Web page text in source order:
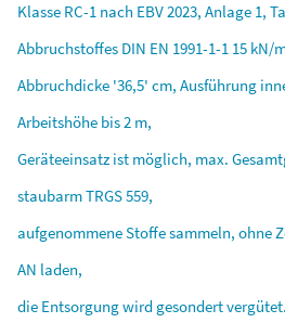
Klasse RC-1 nach EBV2023, Anlage 1,
Abbruchstoffes DIN EN 1991-1-1 15 kN/
Abbruchdicke '36,5' cm, Ausführung
Arbeitshöhe bis2 m,
Geräteeinsatz ist möglich, max.
staubarmTRGS559,
aufgenommeneStoffesammeln, ohne
AN laden,
die Entsorgungwird gesondertvergütet.